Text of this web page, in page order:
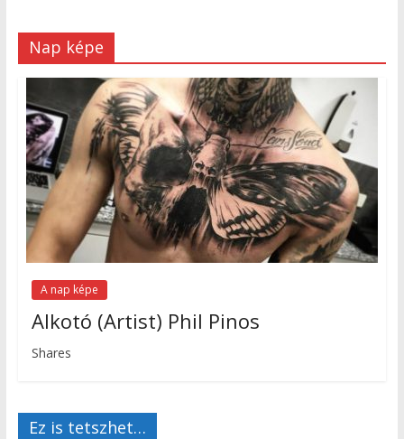
Nap képe
A nap képe
Alkotó (Artist) Phil Pinos
Shares
Ez is tetszhet…